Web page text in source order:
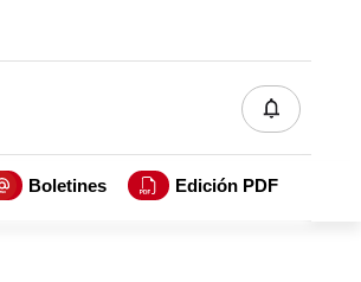
Boletines Edición PDF